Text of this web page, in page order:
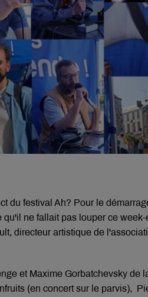
du festival Ah? Pour le
ne fallait pas louper ce
directeur artistique de
et Maxime Gorbatchevsky de
(en concert sur le parvis),